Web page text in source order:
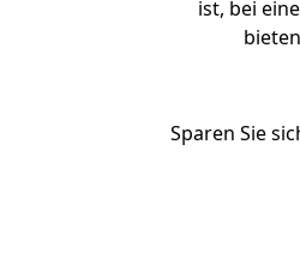
ist, bei
Sparen Sie